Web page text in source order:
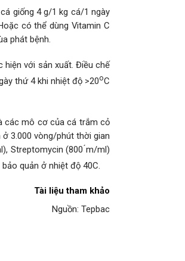
giống 4 g/1 kg cá/1 ngày
có thể dùng Vitamin C
phát bệnh.
hiện với sản xuất. Điều chế
thứ 4 khi nhiệt độ >20oC
các mô cơ của cá trắm cỏ
3.000 vòng/phút thời gian
Streptomycin (800 ́m/ml)
quản ở nhiệt độ 40C.
Tài liệu tham khảo
Nguồn: Tepbac